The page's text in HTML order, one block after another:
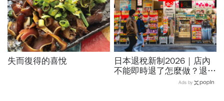
失而復得的喜悅
日本退稅新制2026｜店內
不能即時退了怎麼做？退稅
流程、免稅品項、金額上
Ads by